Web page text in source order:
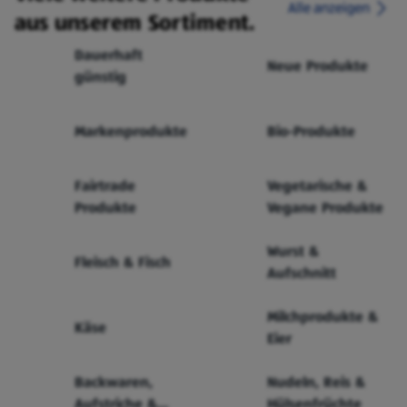
aus unserem Sortiment.
Alle anzeigen
Dauerhaft
günstig
Neue Produkte
Markenprodukte Bio-Produkte
Fairtrade
Produkte
Vegetarische &
Vegane Produkte
Fleisch & Fisch
Wurst &
Aufschnitt
Käse
Milchprodukte &
Eier
Backwaren,
Nudeln, Reis &